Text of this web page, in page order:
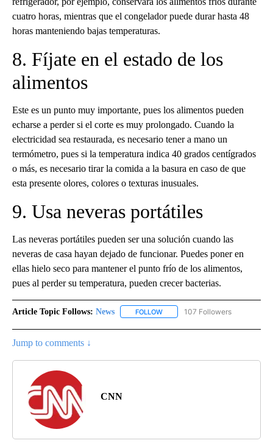
cuatro horas, mientras que el congelador puede durar hasta 48
horas manteniendo bajas temperaturas.
8. Fíjate en el estado de los
alimentos
Este es un punto muy importante, pues los alimentos pueden
echarse a perder si el corte es muy prolongado. Cuando la
electricidad sea restaurada, es necesario tener a mano un
termómetro, pues si la temperatura indica 40 grados centígrados
o más, es necesario tirar la comida a la basura en caso de que
esta presente olores, colores o texturas inusuales.
9. Usa neveras portátiles
Las neveras portátiles pueden ser una solución cuando las
neveras de casa hayan dejado de funcionar. Puedes poner en
ellas hielo seco para mantener el punto frío de los alimentos,
pues al perder su temperatura, pueden crecer bacterias.
Article Topic Follows: News FOLLOW FOLLOW "NEWS" TO RECEIVE
107 Followers
Jump to comments ↓
CNN